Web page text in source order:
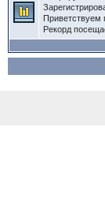
Приветствуем
Рекорд